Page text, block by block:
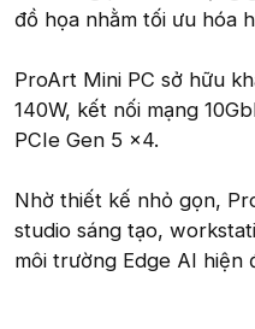
đồ họa nhằm tối ưu hóa
ProArt Mini PC sở hữu
140W, kết nối mạng
PCIe Gen 5 x4.
Nhờ thiết kế nhỏ gọn,
studio sáng tạo,
môi trường Edge AI hiện